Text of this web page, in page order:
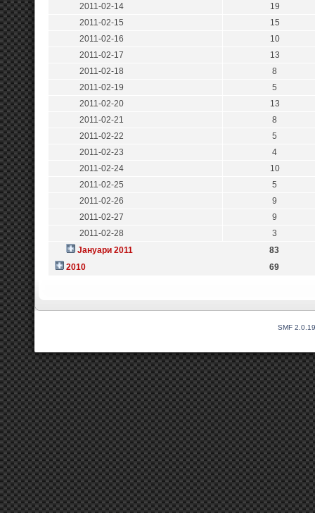
2011-02-14
19
2011-02-15
15
2011-02-16
10
2011-02-17
13
2011-02-18
8
2011-02-19
5
2011-02-20
13
2011-02-21
8
2011-02-22
5
2011-02-23
4
2011-02-24
10
2011-02-25
5
2011-02-26
9
2011-02-27
9
2011-02-28
3
Јануари 2011
83
2010
69
SMF 2.0.19